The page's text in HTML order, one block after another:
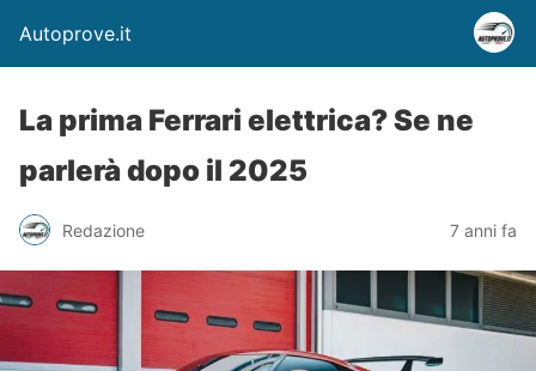
Autoprove.it
La prima Ferrari elettrica? Se ne
parlerà dopo il 2025
Redazione 7 anni fa